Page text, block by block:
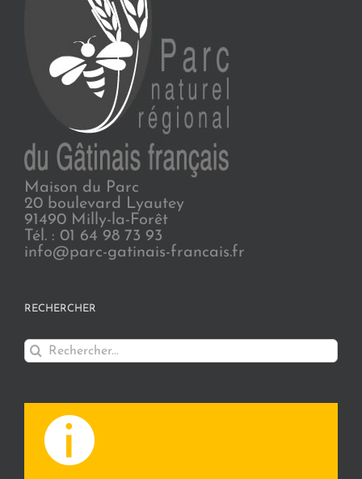
Maison du Parc
20 boulevard Lyautey
91490 Milly-la-Forêt
Tél. : 01 64 98 73 93
info@parc-gatinais-francais.fr
RECHERCHER
Rechercher: